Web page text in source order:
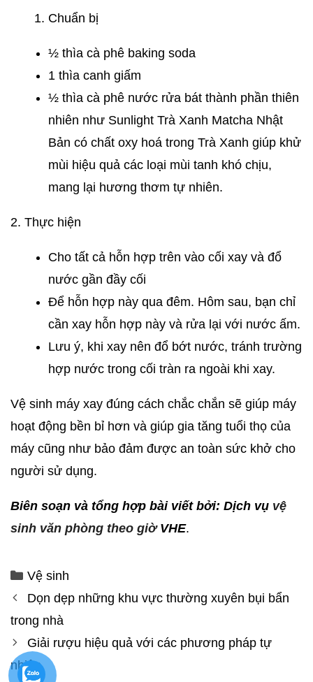
Chuẩn bị
½ thìa cà phê baking soda
1 thìa canh giấm
½ thìa cà phê nước rửa bát thành phần thiên
nhiên như Sunlight Trà Xanh Matcha Nhật
Bản có chất oxy hoá trong Trà Xanh giúp khử
mùi hiệu quả các loại mùi tanh khó chịu,
mang lại hương thơm tự nhiên.
2. Thực hiện
Cho tất cả hỗn hợp trên vào cối xay và đổ
nước gần đầy cối
Để hỗn hợp này qua đêm. Hôm sau, bạn chỉ
cần xay hỗn hợp này và rửa lại với nước ấm.
Lưu ý, khi xay nên đổ bớt nước, tránh trường
hợp nước trong cối tràn ra ngoài khi xay.
Vệ sinh máy xay đúng cách chắc chắn sẽ giúp máy
hoạt động bền bỉ hơn và giúp gia tăng tuổi thọ của
máy cũng như bảo đảm được an toàn sức khở cho
người sử dụng.
Biên soạn và tổng hợp bài viết bởi: Dịch vụ vệ
sinh văn phòng theo giờ VHE.
Vệ sinh
Dọn dẹp những khu vực thường xuyên bụi bẩn
trong nhà
Giải rượu hiệu quả với các phương pháp tự
nhiên